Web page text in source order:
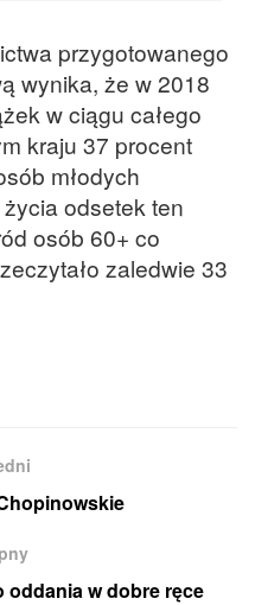
przygotowanego
wynika, że w 2018
w ciągu całego
kraju 37 procent
młodych
odsetek ten
osób 60+ co
zaledwie 33
w dobre ręce